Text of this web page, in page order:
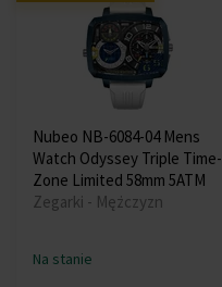
Nubeo NB-6084-04 Mens
Watch Odyssey Triple Time-
Zone Limited 58mm 5ATM
Zegarki - Mężczyzn
Na stanie